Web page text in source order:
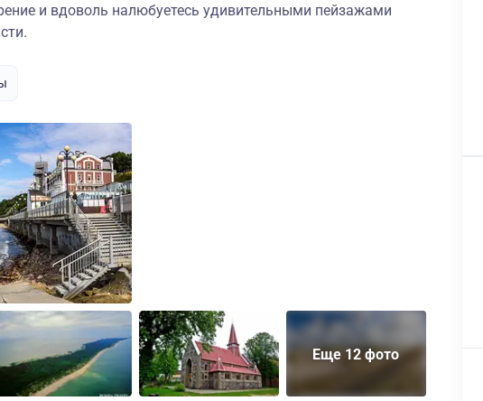
и вдоволь налюбуетесь удивительными пейзажами
Еще 12 фото